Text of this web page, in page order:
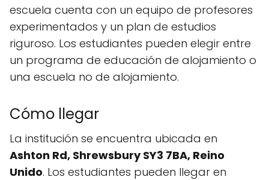
escuela cuenta con un equipo de profesores
experimentados y un plan de estudios
riguroso. Los estudiantes pueden elegir entre
un programa de educación de alojamiento o
una escuela no de alojamiento.
Cómo llegar
La institución se encuentra ubicada en
Ashton Rd, Shrewsbury SY3 7BA, Reino
Unido. Los estudiantes pueden llegar en